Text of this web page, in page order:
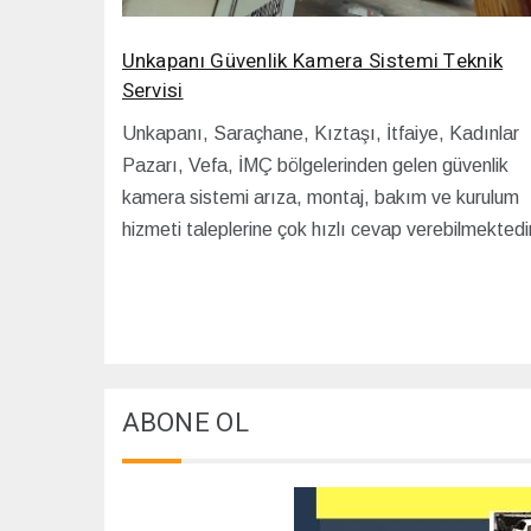
Unkapanı Güvenlik Kamera Sistemi Teknik
Servisi
Unkapanı, Saraçhane, Kıztaşı, İtfaiye, Kadınlar
Pazarı, Vefa, İMÇ bölgelerinden gelen güvenlik
kamera sistemi arıza, montaj, bakım ve kurulum
hizmeti taleplerine çok hızlı cevap
ABONE OL